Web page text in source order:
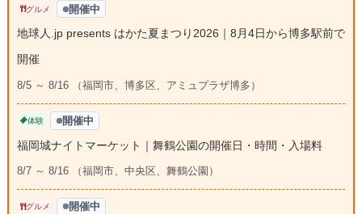
グルメ 開催中
地球人.jp presents はかた夏まつり2026｜8月4日から博多駅前で
開催
8/5 ～ 8/16 （福岡市、博多区、アミュプラザ博多）
体験 開催中
福岡城ナイトマーケット｜舞鶴公園の開催日・時間・入場料
8/7 ～ 8/16 （福岡市、中央区、舞鶴公園）
グルメ 開催中